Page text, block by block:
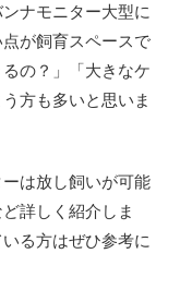
ナモニター大型に
が飼育スペースで
の？」「大きなケ
方も多いと思いま
は放し飼いが可能
詳しく紹介しま
る方はぜひ参考に